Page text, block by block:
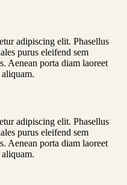
adipiscing elit. Phasellus
purus eleifend sem
Aenean porta diam laoreet
adipiscing elit. Phasellus
purus eleifend sem
Aenean porta diam laoreet